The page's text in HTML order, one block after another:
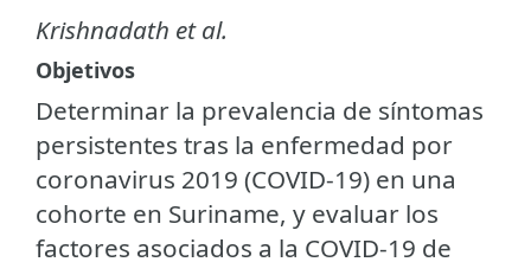
Krishnadath et al.
Objetivos
Determinar la prevalencia de síntomas
persistentes tras la enfermedad por
coronavirus 2019 (COVID-19) en una
cohorte en Suriname, y evaluar los
factores asociados a la COVID-19 de